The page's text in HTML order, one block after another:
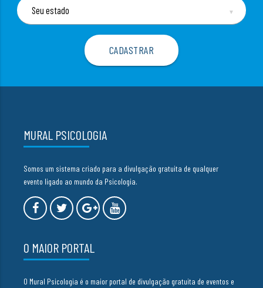
▼
MURAL PSICOLOGIA
Somos um sistema criado para a divulgação gratuita de qualquer
evento ligado ao mundo da Psicologia.
O MAIOR PORTAL
O Mural Psicologia é o maior portal de divulgação gratuita de eventos e